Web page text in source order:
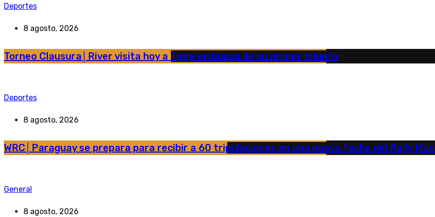
Deportes
8 agosto, 2026
Torneo Clausura│River visita hoy a Tigre en busca de su primer triunfo
Deportes
8 agosto, 2026
WRC│Paraguay se prepara para recibir a 60 tripulaciones en una nueva fecha del Rally
General
8 agosto, 2026